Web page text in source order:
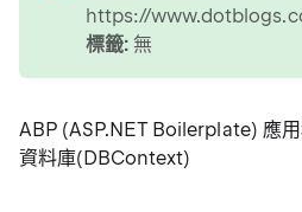
https://
標籤: 無
ABP (ASP.NET Boilerplate) 應
資料庫(DBContext)